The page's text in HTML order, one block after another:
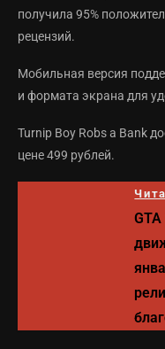
получила 95%
рецензий.
Мобильная версия
и формата экрана для
Turnip Boy Robs a Bank
цене 499 рублей.